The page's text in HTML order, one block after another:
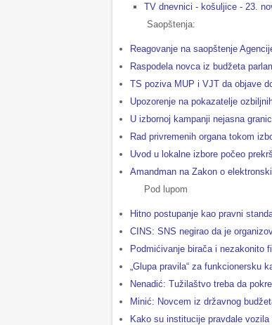
TV dnevnici - košuljice - 23.
Saopštenja:
Reagovanje na saopštenje
Raspodela novca iz budžeta
TS poziva MUP i VJT da objave
Upozorenje na pokazatelje
U izbornoj kampanji nejasna
Rad privremenih organa tokom
Uvod u lokalne izbore počeo
Amandman na Zakon o
Pod lupom
Hitno postupanje kao pravni
CINS: SNS negirao da je
Podmićivanje birača i nezakonito
„Glupa pravila“ za funkcionersku
Nenadić: Tužilaštvo treba da
Minić: Novcem iz državnog
Kako su institucije pravdale